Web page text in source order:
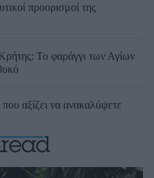
προορισμοί της
Το φαράγγι των Αγίων
αξίζει να ανακαλύψετε